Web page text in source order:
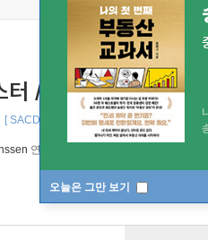
오늘은 그만 보기
/ 크반츠: 호른 협주
[ SACD Hybrid ]
연주/